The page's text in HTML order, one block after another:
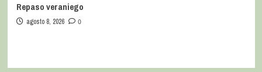
Repaso veraniego
agosto 8, 2026 0